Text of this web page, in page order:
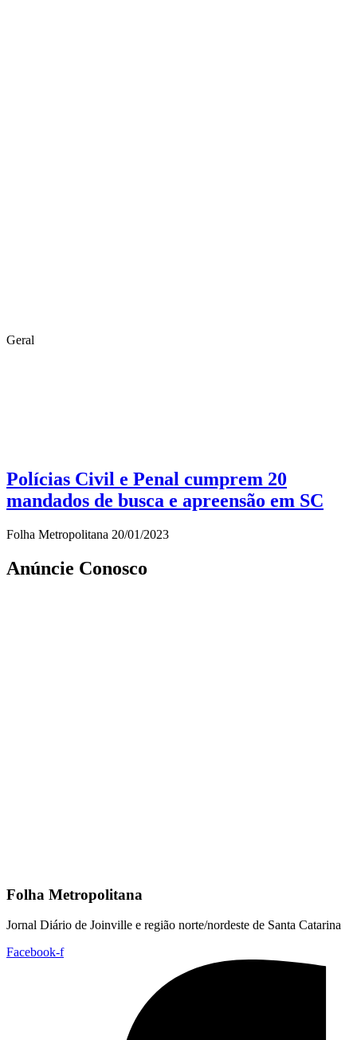
Geral
Polícias Civil e Penal cumprem 20
mandados de busca e apreensão em SC
Folha Metropolitana 20/01/2023
Anúncie Conosco
Folha Metropolitana
Jornal Diário de Joinville e região norte/nordeste de Santa Catarina
Facebook-f